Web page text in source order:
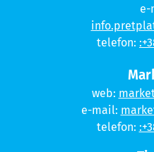
e-
telefon:
web:
e-mail:
telefon: